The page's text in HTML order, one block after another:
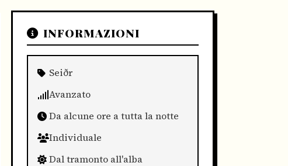
INFORMAZIONI
Seiðr
Avanzato
Da alcune ore a tutta la notte
Individuale
Dal tramonto all'alba